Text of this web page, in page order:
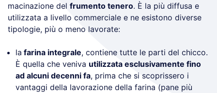
macinazione del frumento tenero. È la più diffusa e
utilizzata a livello commerciale e ne esistono diverse
tipologie, più o meno lavorate:
la farina integrale, contiene tutte le parti del chicco.
È quella che veniva utilizzata esclusivamente fino
ad alcuni decenni fa, prima che si scoprissero i
vantaggi della lavorazione della farina (pane più